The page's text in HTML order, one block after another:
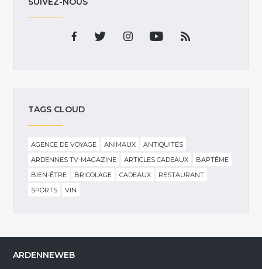
TAGS CLOUD
AGENCE DE VOYAGE ANIMAUX
ANTIQUITÉS
ARDENNES TV-MAGAZINE
ARTICLES CADEAUX
BAPTÊME
BIEN-ÊTRE
BRICOLAGE CADEAUX
RESTAURANT
SPORTS
VIN
ARDENNEWEB